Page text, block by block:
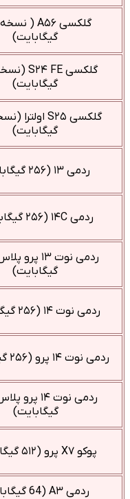
گیگابایت)
گیگابایت)
گیگابایت)
ردمی ۱۳ (۲۵۶ گیگابایت)
ردمی ۱۴C (۲۵۶ گیگابایت)
گیگابایت)
ردمی نوت ۱۴ (۲۵۶ گیگابایت)
ردمی نوت ۱۴ پرو (۲۵۶ گیگابایت)
گیگابایت)
پوکو X۷ پرو (۵۱۲ گیگابایت)
ردمی A۳ (64 گیگابایت)